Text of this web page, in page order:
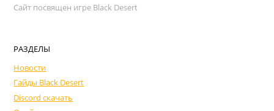
Сайт посвящен игре Black Desert
РАЗДЕЛЫ
Новости
Гайды Black Desert
Discord скачать